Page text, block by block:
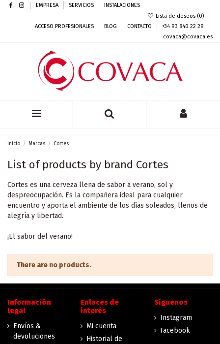
EMPRESA SERVICIOS
INSTALACIONES
Lista de deseos (0)
ACCESO PROFESIONALES
BLOG CONTACTO
+34 93 840 22 29
covaca@covaca.es
Inicio Marcas Cortes
List of products by brand Cortes
Cortes es una cerveza llena de sabor a verano, sol y
despreocupación. Es la compañera ideal para cualquier
encuentro y aporta el ambiente de los días soleados, llenos de
alegría y libertad.
¡El sabor del verano!
There are no products.
Información
legal
Envíos &
devoluciones
Enlaces de
interés
Mi cuenta
Historial de
Síguenos
Instagram
Facebook